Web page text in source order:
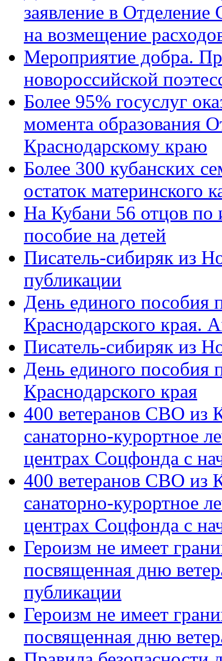
заявление в
на возмещение
Мероприятие добра.
новороссийской
Более 95% госуслуг
момента образования
Краснодарскому краю
Более 300 кубанских
остаток материнского
На Кубани 56 отцов по
пособие на детей
Писатель-сибиряк из
публикации
День единого пособия
Краснодарского края.
Писатель-сибиряк из
День единого пособия
Краснодарского края
400 ветеранов СВО из
санаторно-курортное
центрах Соцфонда с
400 ветеранов СВО из
санаторно-курортное
центрах Соцфонда с
Героизм не имеет
посвященная дню
публикации
Героизм не имеет
посвященная дню